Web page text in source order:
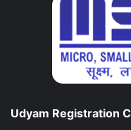
Udyam Registration